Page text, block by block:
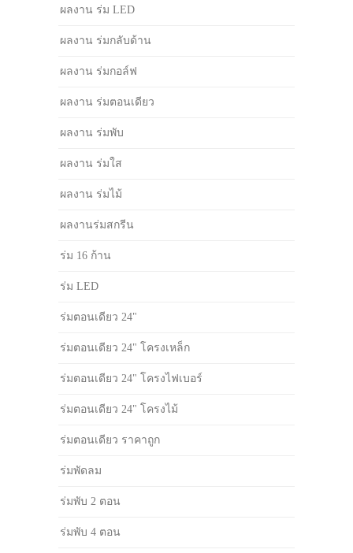
ผลงาน ร่ม LED
ผลงาน ร่มกลับด้าน
ผลงาน ร่มกอล์ฟ
ผลงาน ร่มตอนเดียว
ผลงาน ร่มพับ
ผลงาน ร่มใส
ผลงาน ร่มไม้
ผลงานร่มสกรีน
ร่ม 16 ก้าน
ร่ม LED
ร่มตอนเดียว 24"
ร่มตอนเดียว 24" โครงเหล็ก
ร่มตอนเดียว 24" โครงไฟเบอร์
ร่มตอนเดียว 24" โครงไม้
ร่มตอนเดียว ราคาถูก
ร่มพัดลม
ร่มพับ 2 ตอน
ร่มพับ 4 ตอน